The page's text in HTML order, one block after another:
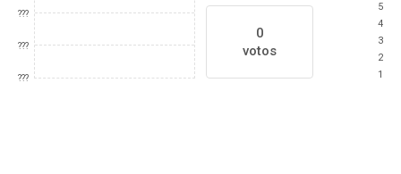
???
???
???
0
votos
5
4
3
2
1